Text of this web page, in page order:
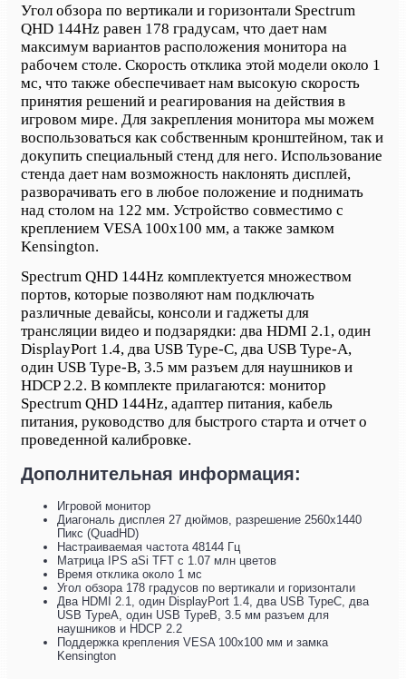
Угол обзора по вертикали и горизонтали Spectrum
QHD 144Hz равен 178 градусам, что дает нам
максимум вариантов расположения монитора на
рабочем столе. Скорость отклика этой модели около 1
мс, что также обеспечивает нам высокую скорость
принятия решений и реагирования на действия в
игровом мире. Для закрепления монитора мы можем
воспользоваться как собственным кронштейном, так и
докупить специальный стенд для него. Использование
стенда дает нам возможность наклонять дисплей,
разворачивать его в любое положение и поднимать
над столом на 122 мм. Устройство совместимо с
креплением VESA 100х100 мм, а также замком
Kensington.
Spectrum QHD 144Hz комплектуется множеством
портов, которые позволяют нам подключать
различные девайсы, консоли и гаджеты для
трансляции видео и подзарядки: два HDMI 2.1, один
DisplayPort 1.4, два USB Type-C, два USB Type-A,
один USB Type-B, 3.5 мм разъем для наушников и
HDCP 2.2. В комплекте прилагаются: монитор
Spectrum QHD 144Hz, адаптер питания, кабель
питания, руководство для быстрого старта и отчет о
проведенной калибровке.
Дополнительная информация:
Игровой монитор
Диагональ дисплея 27 дюймов, разрешение 2560х1440
Пикс (QuadHD)
Настраиваемая частота 48144 Гц
Матрица IPS aSi TFT с 1.07 млн цветов
Время отклика около 1 мс
Угол обзора 178 градусов по вертикали и горизонтали
Два HDMI 2.1, один DisplayPort 1.4, два USB TypeC, два
USB TypeA, один USB TypeB, 3.5 мм разъем для
наушников и HDCP 2.2
Поддержка крепления VESA 100х100 мм и замка
Kensington